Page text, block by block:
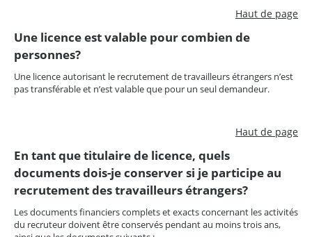
Haut de page
Une licence est valable pour combien de
personnes?
Une licence autorisant le recrutement de travailleurs étrangers n’est
pas transférable et n’est valable que pour un seul demandeur.
Haut de page
En tant que titulaire de licence, quels
documents dois-je conserver si je participe au
recrutement des travailleurs étrangers?
Les documents financiers complets et exacts concernant les activités
du recruteur doivent être conservés pendant au moins trois ans,